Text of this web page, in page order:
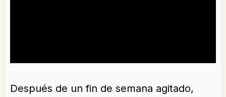
Después de un fin de semana agitado,